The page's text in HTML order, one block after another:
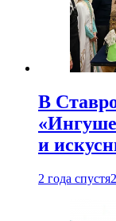
В
и
2 года спустя